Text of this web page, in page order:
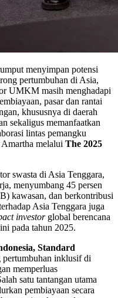
menyimpan potensi
pertumbuhan di Asia,
UMKM masih menghadapi
pasar dan rantai
khususnya di daerah
sekaligus memanfaatkan
lintas pemangku
Amartha melalui The 2025
swasta di Asia Tenggara,
menyumbang 45 persen
kawasan, dan berkontribusi
Asia Tenggara juga
investorglobal berencana
pada tahun 2025.
Standard
pertumbuhan inklusif di
memperluas
satu tantangan utama
pembiayaan secara